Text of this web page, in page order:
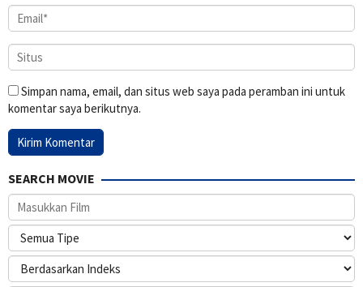
Simpan nama, email, dan situs web saya pada peramban ini untuk
komentar saya berikutnya.
SEARCH MOVIE